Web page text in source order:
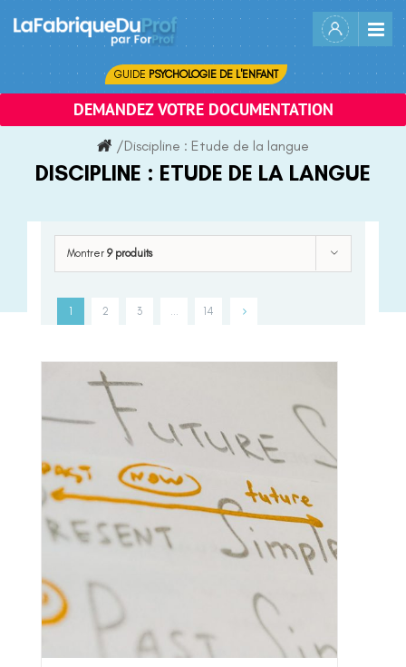
content
GUIDE PSYCHOLOGIE DE L'ENFANT
DEMANDEZ VOTRE DOCUMENTATION
/Discipline : Etude de la langue
DISCIPLINE : ETUDE DE LA LANGUE
Montrer 9 produits
1 2 3 14